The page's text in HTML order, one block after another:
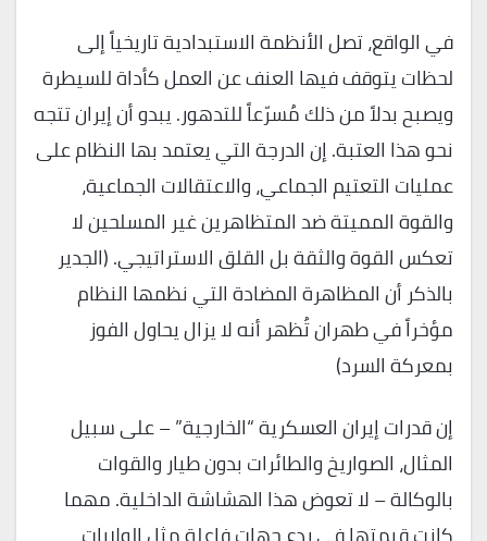
في الواقع، تصل الأنظمة الاستبدادية تاريخياً إلى
لحظات يتوقف فيها العنف عن العمل كأداة للسيطرة
ويصبح بدلاً من ذلك مُسرّعاً للتدهور. يبدو أن إيران تتجه
نحو هذا العتبة. إن الدرجة التي يعتمد بها النظام على
عمليات التعتيم الجماعي، والاعتقالات الجماعية،
والقوة المميتة ضد المتظاهرين غير المسلحين لا
تعكس القوة والثقة بل القلق الاستراتيجي. (الجدير
بالذكر أن المظاهرة المضادة التي نظمها النظام
مؤخراً في طهران تُظهر أنه لا يزال يحاول الفوز
بمعركة السرد)
إن قدرات إيران العسكرية “الخارجية” – على سبيل
المثال، الصواريخ والطائرات بدون طيار والقوات
بالوكالة – لا تعوض هذا الهشاشة الداخلية. مهما